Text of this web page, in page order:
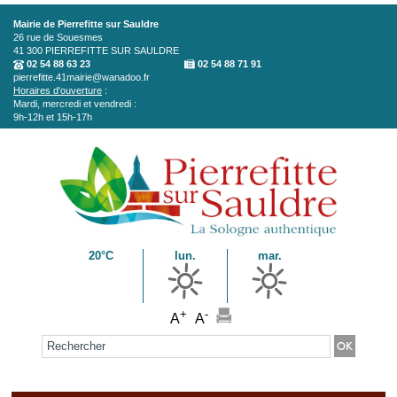
Aller au contenu principal
Mairie de Pierrefitte sur Sauldre
26 rue de Souesmes
41 300 PIERREFITTE SUR SAULDRE
02 54 88 63 23
02 54 88 71 91
pierrefitte.41mairie@wanadoo.fr
Horaires d'ouverture :
Mardi, mercredi et vendredi :
9h-12h et 15h-17h
20°C lun. mar.
A+ A-
Formulaire de recherche